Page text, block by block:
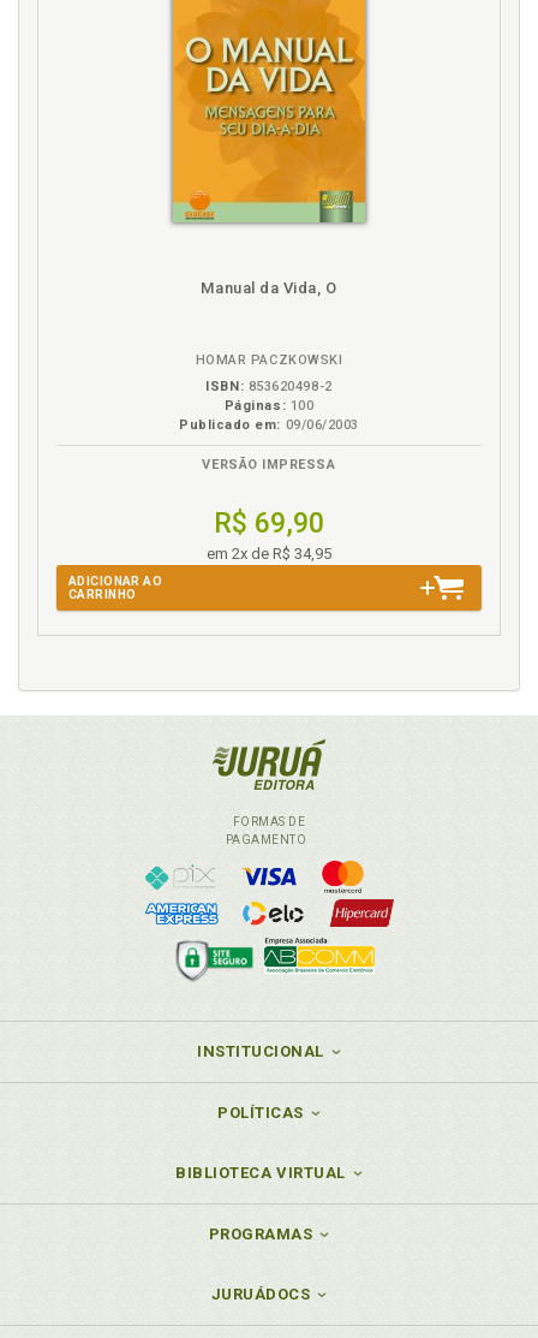
Manual da Vida, O
HOMAR PACZKOWSKI
ISBN: 853620498-2
Páginas: 100
Publicado em: 09/06/2003
VERSÃO IMPRESSA
R$ 69,90
em 2x de R$ 34,95
ADICIONAR AO
CARRINHO
FORMAS DE
PAGAMENTO
INSTITUCIONAL
POLÍTICAS
BIBLIOTECA VIRTUAL
PROGRAMAS
JURUÁDOCS